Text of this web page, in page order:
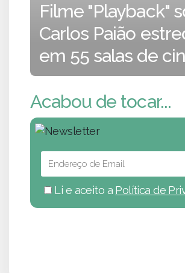
Filme "Playback"
Carlos Paião
em 55 salas de
Acabou de tocar...
Li e aceito a Política de